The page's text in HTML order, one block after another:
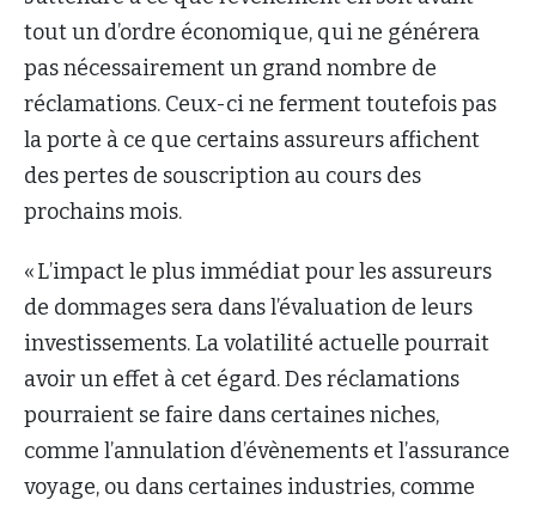
tout un d’ordre économique, qui ne générera
pas nécessairement un grand nombre de
réclamations. Ceux-ci ne ferment toutefois pas
la porte à ce que certains assureurs affichent
des pertes de souscription au cours des
prochains mois.
« L’impact le plus immédiat pour les assureurs
de dommages sera dans l’évaluation de leurs
investissements. La volatilité actuelle pourrait
avoir un effet à cet égard. Des réclamations
pourraient se faire dans certaines niches,
comme l’annulation d’évènements et l’assurance
voyage, ou dans certaines industries, comme